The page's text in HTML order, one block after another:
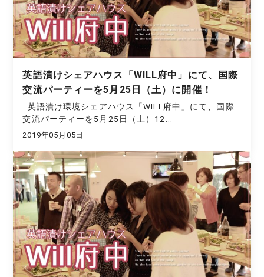
英語漬けシェアハウス「WILL府中」にて、国際
交流パーティーを5月25日（土）に開催！
英語漬け環境シェアハウス「WILL府中」にて、国際
交流パーティーを5月25日（土）12...
2019年05月05日